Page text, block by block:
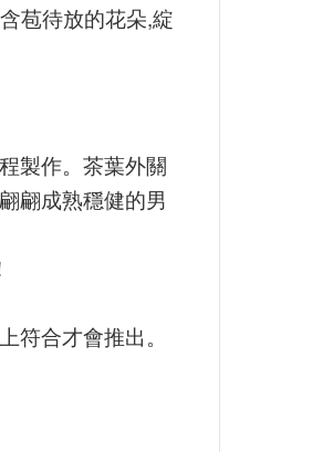
苞待放的花朵,綻
製作。茶葉外關
翩成熟穩健的男
合才會推出。